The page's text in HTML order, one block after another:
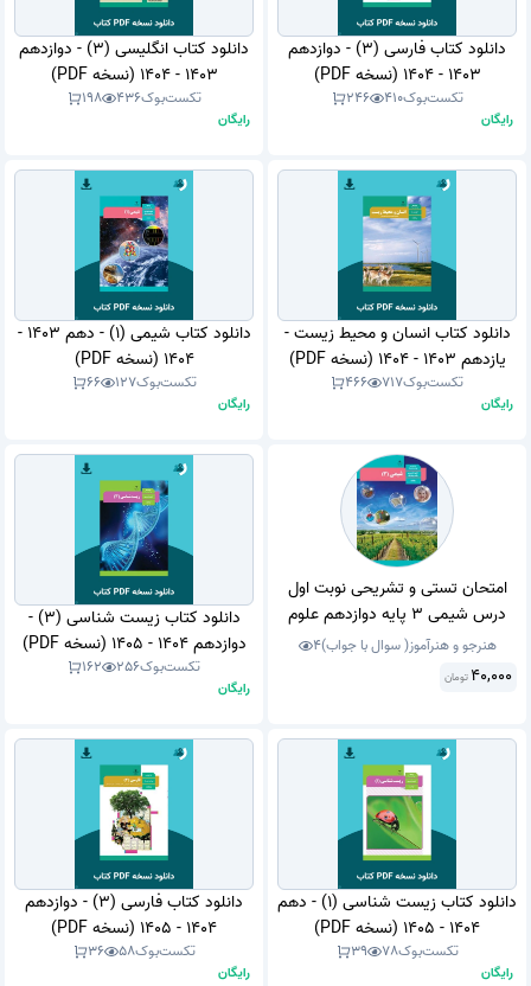
دانلود کتاب فارسی (3) - دوازدهم
1403 - 1404 (نسخه PDF)
تکست‌بوک410
246
رایگان
دانلود کتاب انگلیسی (3) - دوازدهم
1403 - 1404 (نسخه PDF)
تکست‌بوک436
198
رایگان
دانلود کتاب انسان و محیط زیست -
یازدهم 1403 - 1404 (نسخه PDF)
تکست‌بوک717
466
رایگان
دانلود کتاب شیمی (1) - دهم 1403 -
1404 (نسخه PDF)
تکست‌بوک127
66
رایگان
امتحان تستی و تشریحی نوبت اول
درس شیمی 3 پایه دوازدهم علوم
تجربی دی ماه 1400 با جواب. در قالب
ورد و قابل ویرایش .
هنرجو و هنرآموز( سوال با جواب)4
40,000 تومان
دانلود کتاب زیست شناسی (3) -
دوازدهم 1404 - 1405 (نسخه PDF)
تکست‌بوک256
162
رایگان
دانلود کتاب زیست شناسی (1) - دهم
1404 - 1405 (نسخه PDF)
تکست‌بوک78
39
رایگان
دانلود کتاب فارسی (3) - دوازدهم
1404 - 1405 (نسخه PDF)
تکست‌بوک58
36
رایگان